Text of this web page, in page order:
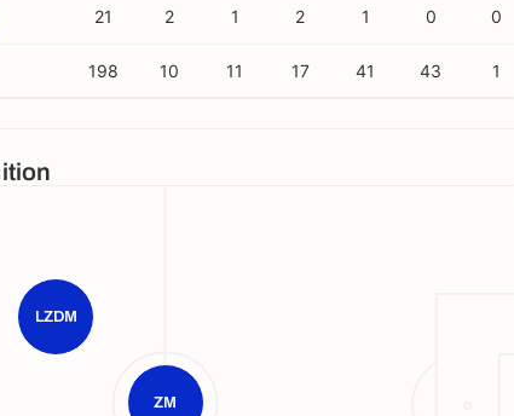
21 2 1 2 1 0 0
198 10 11 17 41 43 1
ZM
LZDM